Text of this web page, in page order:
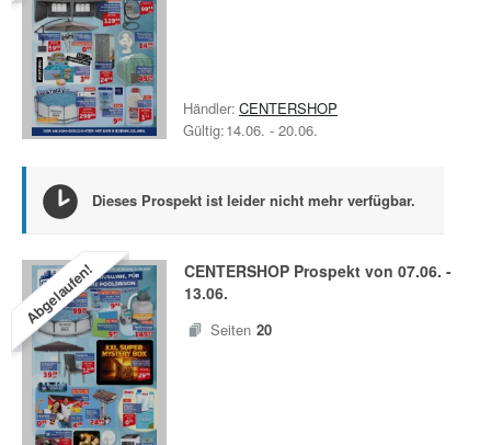
Gültig:14.06. - 20.06.
Händler: CENTERSHOP
Dieses Prospekt ist leider nicht mehr verfügbar.
Abgelaufen! CENTERSHOP Prospekt von 07.06. -
13.06.
Seiten 20